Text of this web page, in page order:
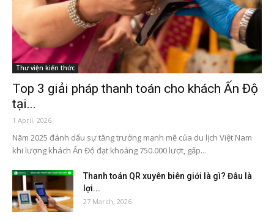
Thư viện kiến thức
Top 3 giải pháp thanh toán cho khách Ấn Độ
tại...
1 April, 2026
Năm 2025 đánh dấu sự tăng trưởng mạnh mẽ của du lịch Việt Nam
khi lượng khách Ấn Độ đạt khoảng 750.000 lượt, gấp...
Thanh toán QR xuyên biên giới là gì? Đâu là
lợi...
27 March, 2026